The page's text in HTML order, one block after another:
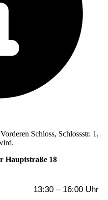
Schloss, Schlossstr. 1,
Hauptstraße 18
13:30 – 16:00 Uhr